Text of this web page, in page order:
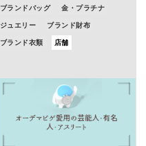
ブランドバッグ 金・プラチナ
ジュエリー ブランド財布
ブランド衣類 店舗